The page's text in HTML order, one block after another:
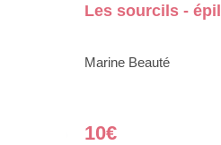
Les sourcils -
Marine Beauté
10€